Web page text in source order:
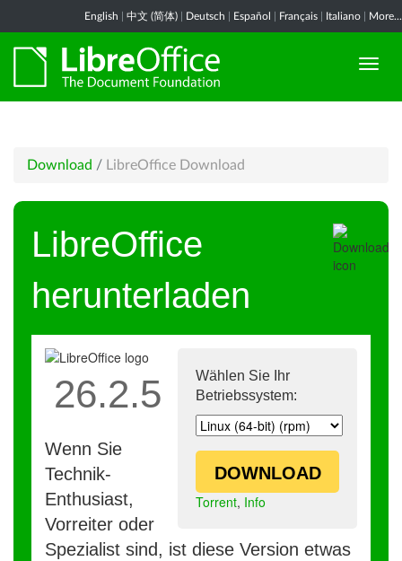
English 中文 (简体) Deutsch Español Français Italiano More...
Download / LibreOffice Download
LibreOffice
herunterladen
Wählen Sie Ihr
Betriebssystem:
DOWNLOAD
Torrent, Info
26.2.5
Wenn Sie
Technik-
Enthusiast,
Vorreiter oder
Spezialist sind, ist diese Version etwas